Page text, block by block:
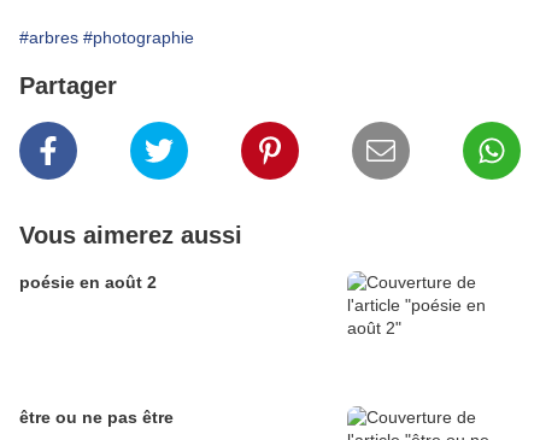
#arbres #photographie
Partager
Vous aimerez aussi
poésie en août 2
être ou ne pas être